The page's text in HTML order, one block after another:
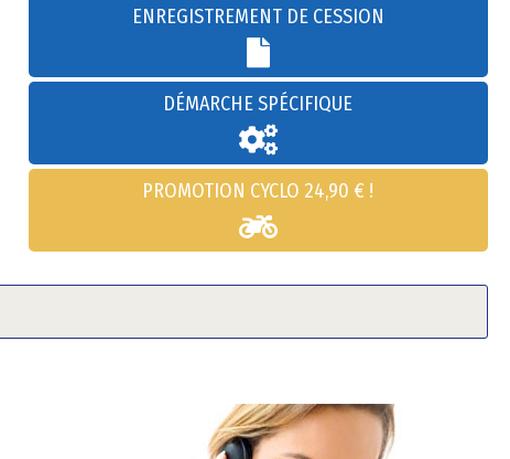
ENREGISTREMENT DE CESSION
DÉMARCHE SPÉCIFIQUE
PROMOTION CYCLO 24,90 € !